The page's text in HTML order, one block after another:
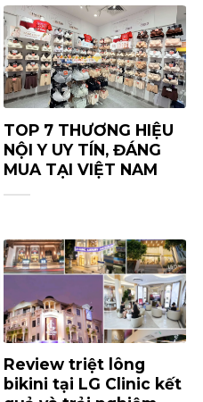
TOP 7 THƯƠNG HIỆU
NỘI Y UY TÍN, ĐÁNG
MUA TẠI VIỆT NAM
Review triệt lông
bikini tại LG Clinic kết